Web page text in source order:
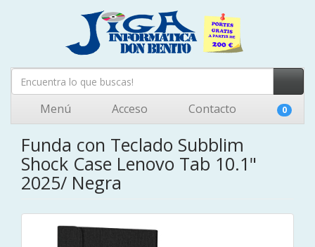
Menú Acceso Contacto 0
Funda con Teclado Subblim
Shock Case Lenovo Tab 10.1"
2025/ Negra